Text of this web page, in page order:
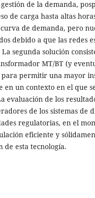
de la demanda,
de carga hasta altas
de demanda, pero
debido a que las redes
segunda solución
MT/BT (y
permitir una mayor
un contexto en el que
evaluación de los
de los sistemas de
regulatorias, en el
eficiente y
esta tecnología.